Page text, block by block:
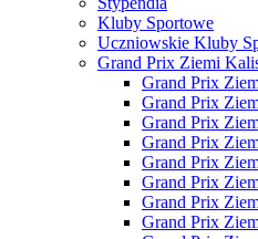
Kluby Sportowe
Uczniowskie Kluby
Grand Prix Ziemi
Grand Prix
Grand Prix
Grand Prix
Grand Prix
Grand Prix
Grand Prix
Grand Prix
Grand Prix